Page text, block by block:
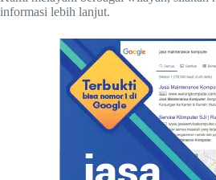
informasi lebih lanjut.